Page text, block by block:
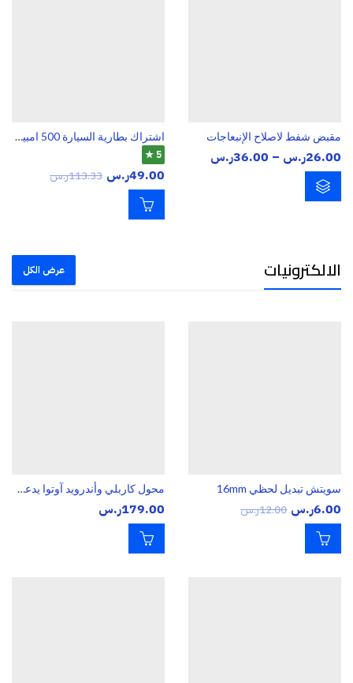
مقبض شفط لاصلاح الإنبعاجات
26.00ر.س –
36.00ر.س
اشتراك بطارية السيارة 500 امبير 2.5 متر
5 ★
49.00ر.س 113.33ر.س
الالكترونيات عرض الكل
سويتش تبديل لحظي 16mm
6.00ر.س 12.00ر.س
محول كاربلي وأندرويد آوتوا يدعم جميع الأجهزة USB&TYEB C
179.00ر.س